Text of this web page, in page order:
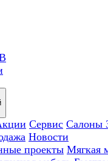
Сервис Салоны
Новости
проекты Мягкая